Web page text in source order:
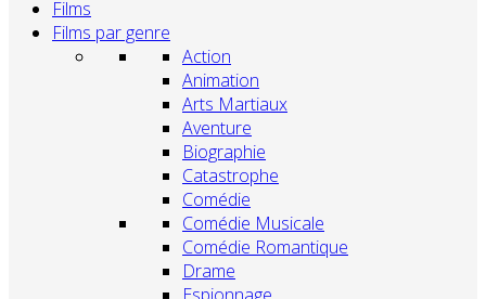
Films
Films par genre
Action
Animation
Arts Martiaux
Aventure
Biographie
Catastrophe
Comédie
Comédie Musicale
Comédie Romantique
Drame